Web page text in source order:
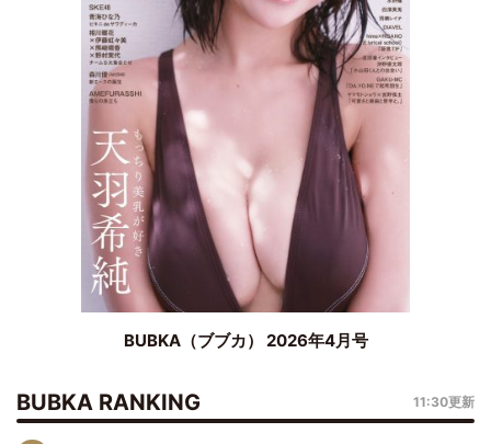
BUBKA（ブブカ） 2026年4月号
BUBKA RANKING 11:30更新